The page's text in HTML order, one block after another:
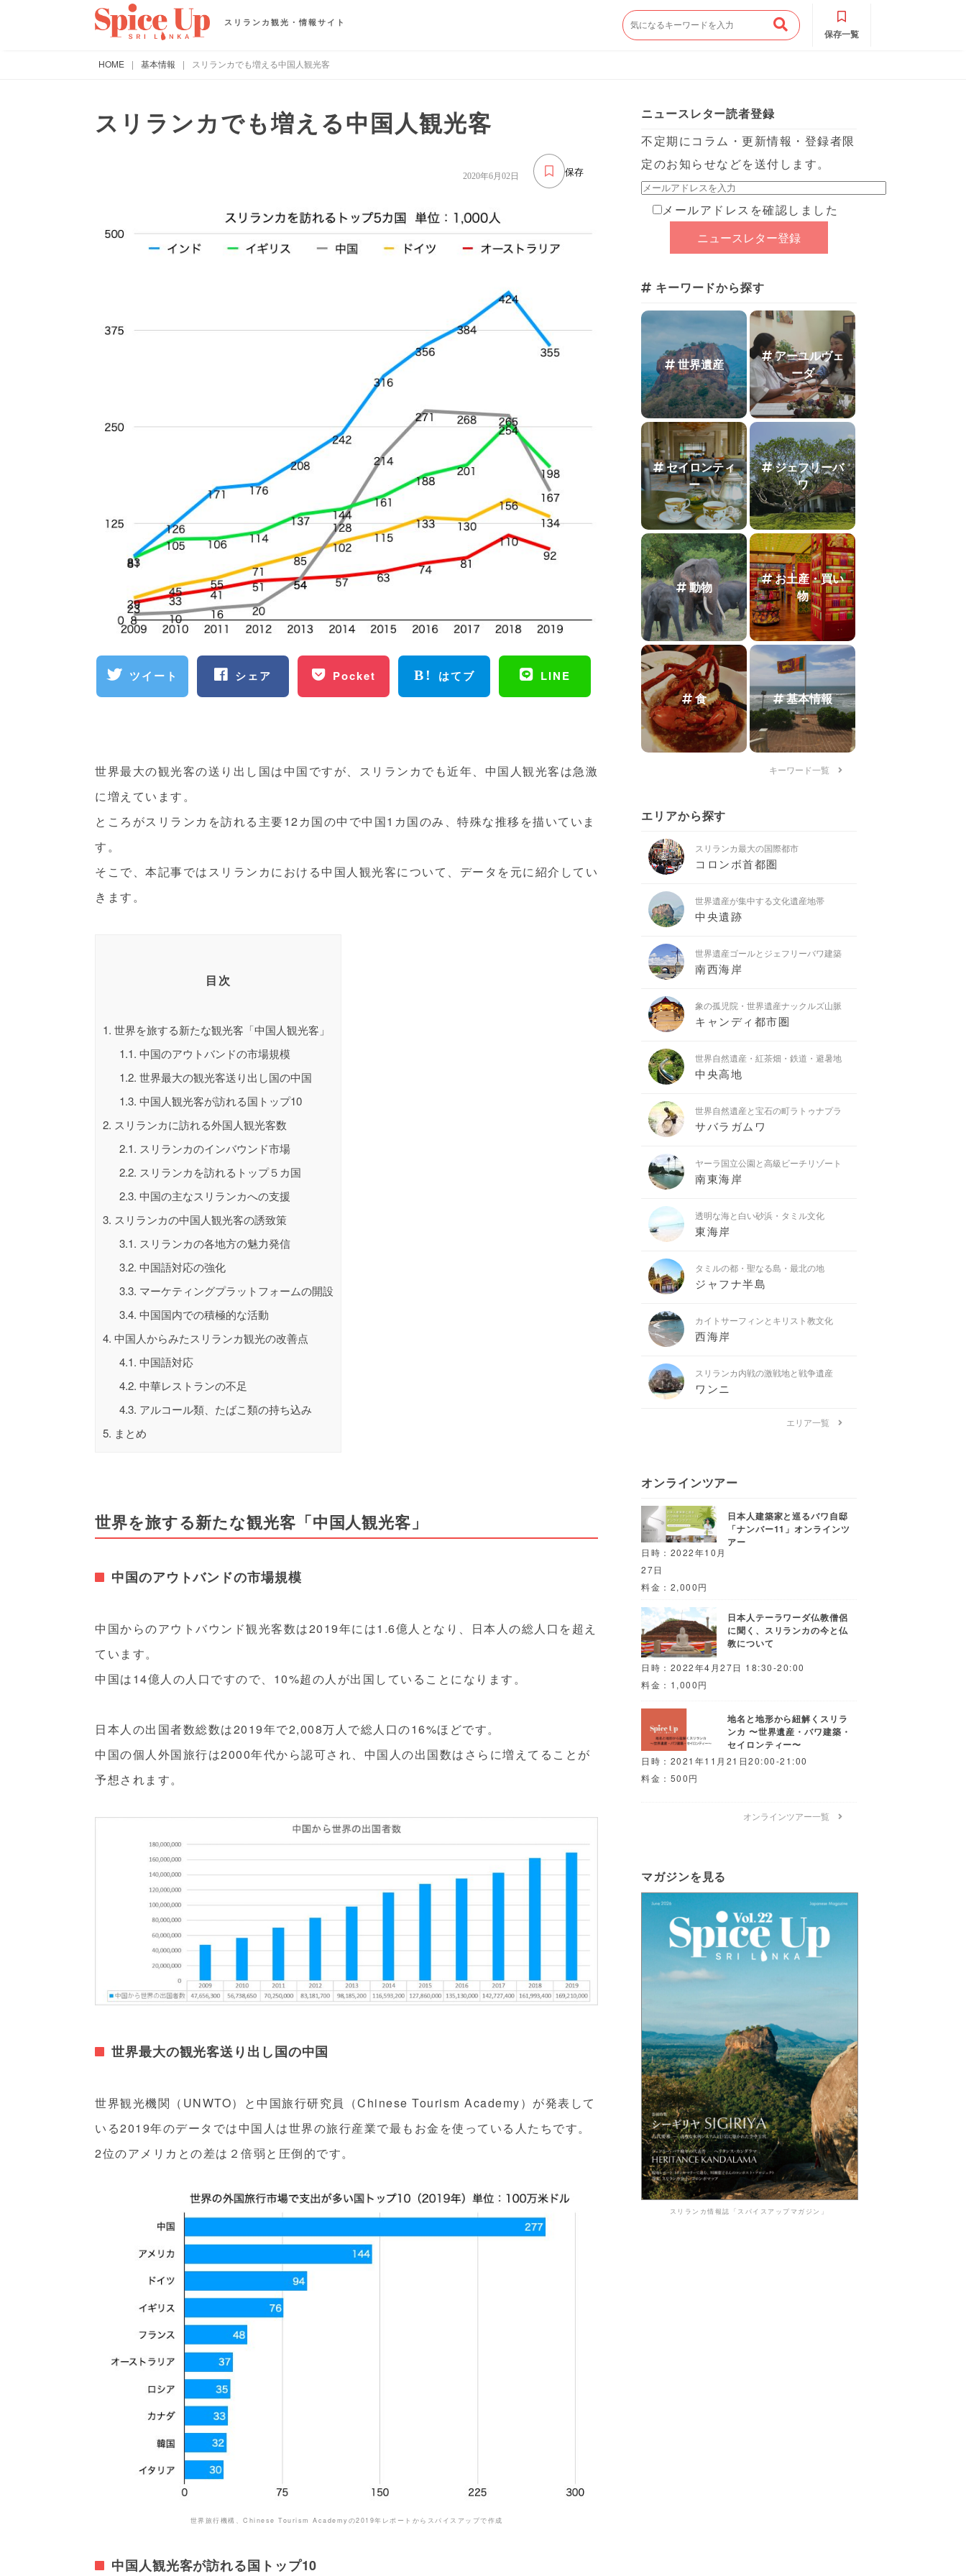
スリランカ観光・情報サイト
保存一覧
HOME | 基本情報 | スリランカでも増える中国人観光客
スリランカでも増える中国人観光客
保存
2020年6月02日
ツイート シェア Pocket はてブ LINE
世界最大の観光客の送り出し国は中国ですが、スリランカでも近年、中国人観光客は急激
に増えています。
ところがスリランカを訪れる主要12カ国の中で中国1カ国のみ、特殊な推移を描いていま
す。
そこで、本記事ではスリランカにおける中国人観光客について、データを元に紹介してい
きます。
目次
1. 世界を旅する新たな観光客「中国人観光客」
1.1. 中国のアウトバンドの市場規模
1.2. 世界最大の観光客送り出し国の中国
1.3. 中国人観光客が訪れる国トップ10
2. スリランカに訪れる外国人観光客数
2.1. スリランカのインバウンド市場
2.2. スリランカを訪れるトップ５カ国
2.3. 中国の主なスリランカへの支援
3. スリランカの中国人観光客の誘致策
3.1. スリランカの各地方の魅力発信
3.2. 中国語対応の強化
3.3. マーケティングプラットフォームの開設
3.4. 中国国内での積極的な活動
4. 中国人からみたスリランカ観光の改善点
4.1. 中国語対応
4.2. 中華レストランの不足
4.3. アルコール類、たばこ類の持ち込み
5. まとめ
世界を旅する新たな観光客「中国人観光客」
中国のアウトバンドの市場規模
中国からのアウトバウンド観光客数は2019年には1.6億人となり、日本人の総人口を超え
ています。
中国は14億人の人口ですので、10%超の人が出国していることになります。
日本人の出国者数総数は2019年で2,008万人で総人口の16%ほどです。
中国の個人外国旅行は2000年代から認可され、中国人の出国数はさらに増えてることが
予想されます。
世界最大の観光客送り出し国の中国
世界観光機関（UNWTO）と中国旅行研究員（Chinese Tourism Academy）が発表して
いる2019年のデータでは中国人は世界の旅行産業で最もお金を使っている人たちです。
2位のアメリカとの差は２倍弱と圧倒的です。
世界旅行機構、Chinese Tourism Academyの2019年レポートからスパイスアップで作成
中国人観光客が訪れる国トップ10
ニュースレター読者登録
不定期にコラム・更新情報・登録者限
定のお知らせなどを送付します。
メールアドレスを確認しました
キーワードから探す
世界遺産
アーユルヴェ
ーダ
セイロンティ
ー
ジェフリーバ
ワ
動物
お土産・買い
物
食 基本情報
キーワード一覧
エリアから探す
スリランカ最大の国際都市
コロンボ首都圏
世界遺産が集中する文化遺産地帯
中央遺跡
世界遺産ゴールとジェフリーバワ建築
南西海岸
象の孤児院・世界遺産ナックルズ山脈
キャンディ都市圏
世界自然遺産・紅茶畑・鉄道・避暑地
中央高地
世界自然遺産と宝石の町ラトゥナプラ
サバラガムワ
ヤーラ国立公園と高級ビーチリゾート
南東海岸
透明な海と白い砂浜・タミル文化
東海岸
タミルの都・聖なる島・最北の地
ジャフナ半島
カイトサーフィンとキリスト教文化
西海岸
スリランカ内戦の激戦地と戦争遺産
ワンニ
エリア一覧
オンラインツアー
日本人建築家と巡るバワ自邸
「ナンバー11」オンラインツ
アー
日時：2022年10月
27日
料金：2,000円
日本人テーラワーダ仏教僧侶
に聞く、スリランカの今と仏
教について
日時：2022年4月27日 18:30-20:00
料金：1,000円
地名と地形から紐解くスリラ
ンカ 〜世界遺産・バワ建築・
セイロンティー〜
日時：2021年11月21日20:00-21:00
料金：500円
オンラインツアー一覧
マガジンを見る
スリランカ情報誌「スパイスアップマガジン」